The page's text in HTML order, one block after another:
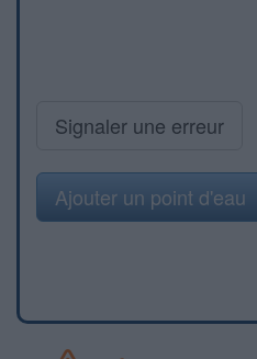
Signaler une erreur
Ajouter un point d'eau